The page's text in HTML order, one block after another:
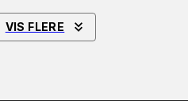
VIS FLERE